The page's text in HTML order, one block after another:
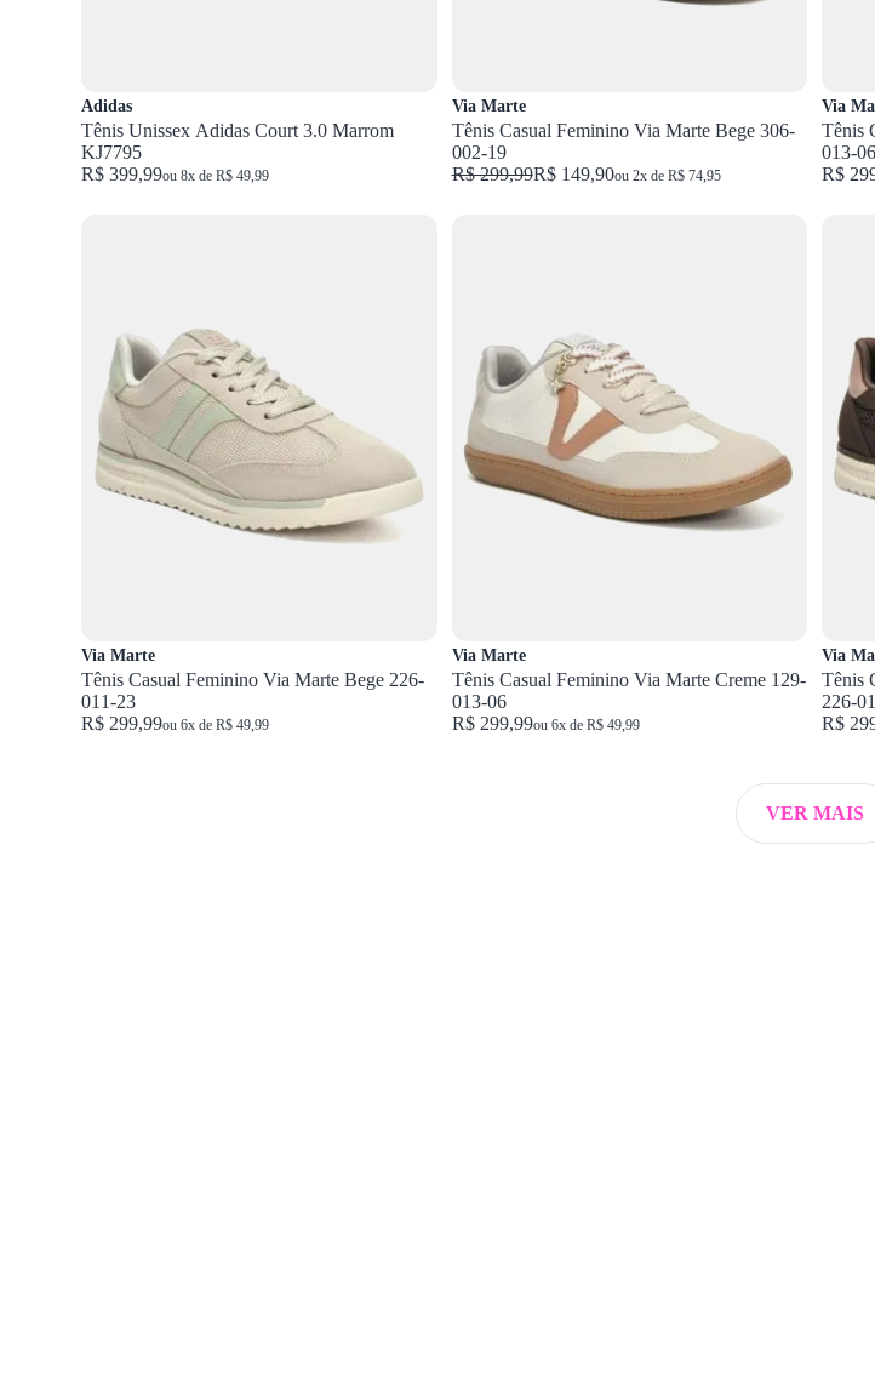
Adidas
Tênis Unissex Adidas Court 3.0 Marrom
KJ7795
R$ 399,99ou 8x de R$ 49,99
Via Marte
Tênis Casual Feminino Via Marte Bege 306-
002-19
R$ 299,99R$ 149,90ou 2x de R$ 74,95
Via
Tênis
013-06
R$
Via Marte
Tênis Casual Feminino Via Marte Bege 226-
011-23
R$ 299,99ou 6x de R$ 49,99
Via Marte
Tênis Casual Feminino Via Marte Creme 129-
013-06
R$ 299,99ou 6x de R$ 49,99
Via
Tênis
226-
R$
VER MAIS